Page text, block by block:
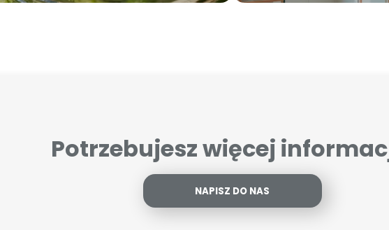
Potrzebujesz więcej
NAPISZ DO NAS